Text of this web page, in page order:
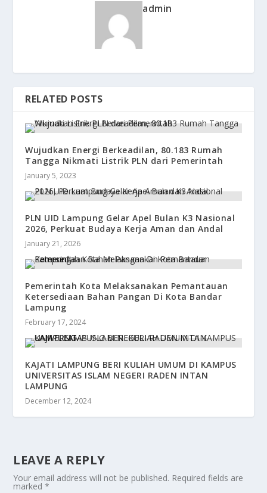
admin
RELATED POSTS
Wujudkan Energi Berkeadilan, 80.183 Rumah
Tangga Nikmati Listrik PLN dari Pemerintah
January 5, 2023
PLN UID Lampung Gelar Apel Bulan K3 Nasional
2026, Perkuat Budaya Kerja Aman dan Andal
January 21, 2026
Pemerintah Kota Melaksanakan Pemantauan
Ketersediaan Bahan Pangan Di Kota Bandar
Lampung
February 17, 2024
KAJATI LAMPUNG BERI KULIAH UMUM DI KAMPUS
UNIVERSITAS ISLAM NEGERI RADEN INTAN
LAMPUNG
December 12, 2024
LEAVE A REPLY
Your email address will not be published. Required fields are
marked*